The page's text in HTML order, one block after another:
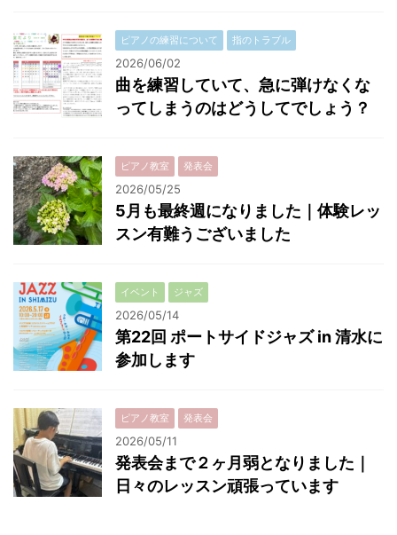
ピアノの練習について 指のトラブル
2026/06/02
曲を練習していて、急に弾けなくな
ってしまうのはどうしてでしょう？
ピアノ教室 発表会
2026/05/25
5月も最終週になりました｜体験レッ
スン有難うございました
イベント ジャズ
2026/05/14
第22回 ポートサイドジャズ in 清水に
参加します
ピアノ教室 発表会
2026/05/11
発表会まで２ヶ月弱となりました｜
日々のレッスン頑張っています